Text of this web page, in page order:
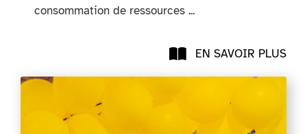
consommation de ressources ...
EN SAVOIR PLUS